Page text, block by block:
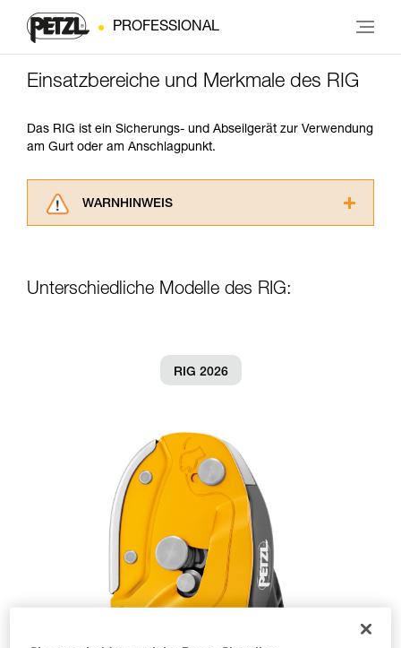
PROFESSIONAL
Einsatzbereiche und Merkmale des RIG
Das RIG ist ein Sicherungs- und Abseilgerät zur Verwendung
am Gurt oder am Anschlagpunkt.
WARNHINWEIS
ziehen. Um diese Zusatzinformationen
Die Beherrschung dieser Techniken setzt eine
entsprechende Ausbildung und ein spezielles
Vorgang alleine sicher zu wiederholen, bevor
Sie ihn eigenständig durchführen.
Wir geben Beispiele für die mit Ihrer Aktivität
verbundenen Techniken. Möglicherweise gibt es
noch andere Techniken, die hier nicht
beschrieben werden.
Unterschiedliche Modelle des RIG:
RIG 2026